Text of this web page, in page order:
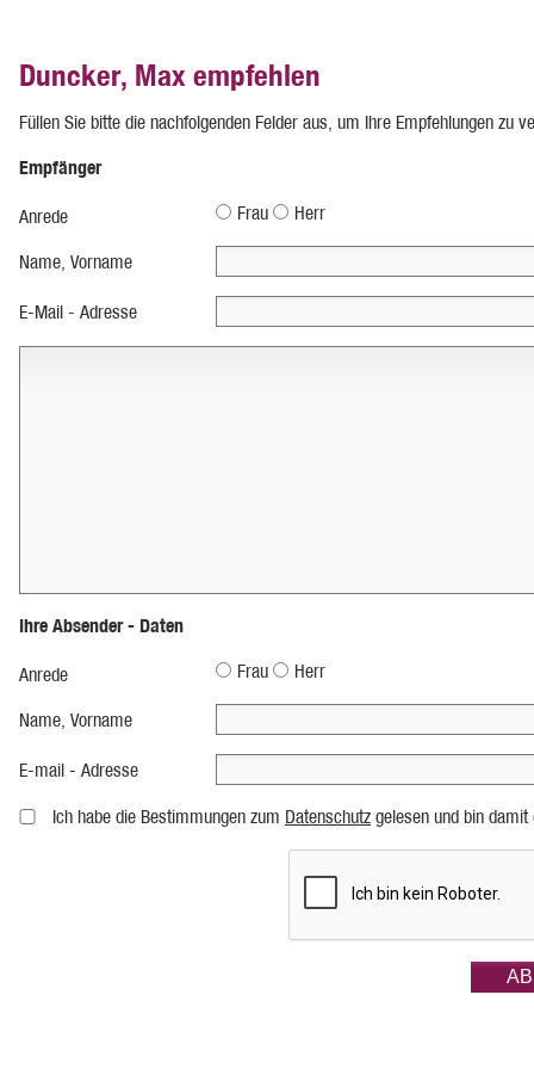
Duncker, Max empfehlen
Füllen Sie bitte die nachfolgenden Felder aus, um Ihre Empfehlungen zu
Empfänger
Anrede Frau Herr
Name, Vorname
E-Mail - Adresse
Ihre Absender - Daten
Anrede Frau Herr
Name, Vorname
E-mail - Adresse
Ich habe die Bestimmungen zum Datenschutz gelesen und bin